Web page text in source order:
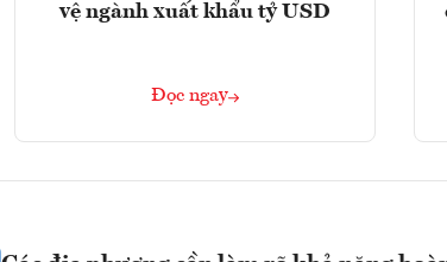
vệ ngành xuất khẩu tỷ USD
Đọc ngay